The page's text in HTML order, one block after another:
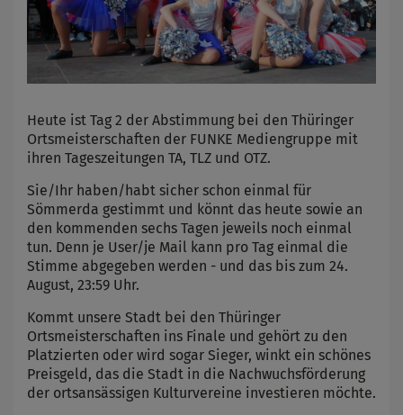
Heute ist Tag 2 der Abstimmung bei den Thüringer
Ortsmeisterschaften der FUNKE Mediengruppe mit
ihren Tageszeitungen TA, TLZ und OTZ.
Sie/Ihr haben/habt sicher schon einmal für
Sömmerda gestimmt und könnt das heute sowie an
den kommenden sechs Tagen jeweils noch einmal
tun. Denn je User/je Mail kann pro Tag einmal die
Stimme abgegeben werden - und das bis zum 24.
August, 23:59 Uhr.
Kommt unsere Stadt bei den Thüringer
Ortsmeisterschaften ins Finale und gehört zu den
Platzierten oder wird sogar Sieger, winkt ein schönes
Preisgeld, das die Stadt in die Nachwuchsförderung
der ortsansässigen Kulturvereine investieren möchte.